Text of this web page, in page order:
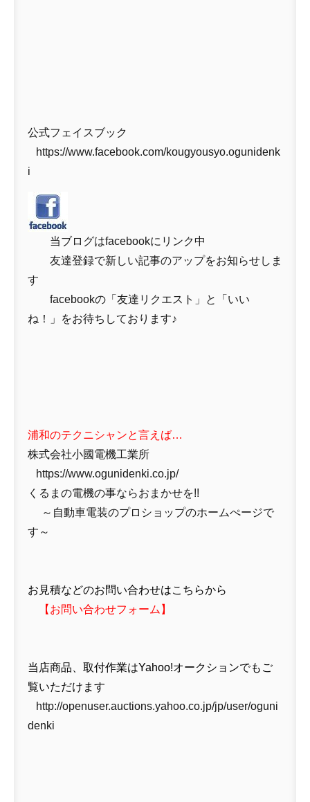
公式フェイスブック
https://www.facebook.com/kougyousyo.ogunidenk
i
当ブログはfacebookにリンク中
友達登録で新しい記事のアップをお知らせしま
す
facebookの「友達リクエスト」と「いい
ね！」をお待ちしております♪
浦和のテクニシャンと言えば…
株式会社小國電機工業所
https://www.ogunidenki.co.jp/
くるまの電機の事ならおまかせを!!
～自動車電装のプロショップのホームぺージで
す～
お見積などのお問い合わせはこちらから
【 お問い合わせフォーム 】
当店商品、取付作業はYahoo!オークションでもご
覧いただけます
http://openuser.auctions.yahoo.co.jp/jp/user/oguni
denki